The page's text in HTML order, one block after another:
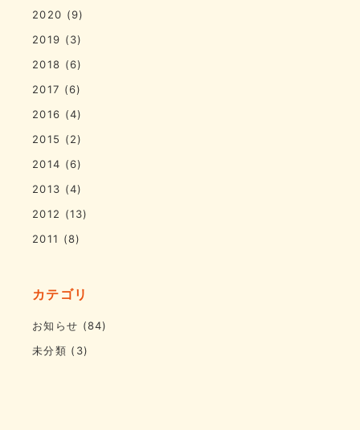
2020 (9)
2019 (3)
2018 (6)
2017 (6)
2016 (4)
2015 (2)
2014 (6)
2013 (4)
2012 (13)
2011 (8)
カテゴリ
お知らせ (84)
未分類 (3)